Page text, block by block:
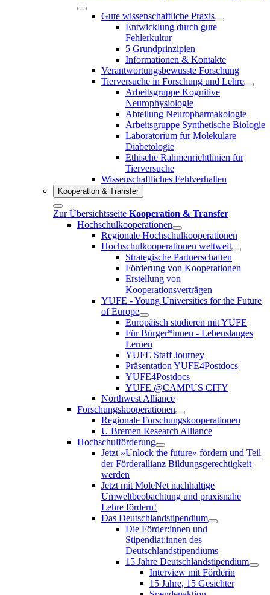
Gute wissenschaftliche Praxis
Entwicklung durch gute
Fehlerkultur
5 Grundprinzipien
Informationen & Kontakte
Verantwortungsbewusste Forschung
Tierversuche in Forschung und Lehre
Arbeitsgruppe Kognitive
Neurophysiologie
Abteilung Neuropharmakologie
Arbeitsgruppe Synthetische Biologie
Laboratorium für Molekulare
Diabetologie
Ethische Rahmenrichtlinien für
Tierversuche
Wissenschaftliches Fehlverhalten
Kooperation & Transfer
Zur Übersichtsseite Kooperation & Transfer
Hochschulkooperationen
Regionale Hochschulkooperationen
Hochschulkooperationen weltweit
Strategische Partnerschaften
Förderung von Kooperationen
Erstellung von
Kooperationsverträgen
YUFE - Young Universities for the Future
of Europe
Europäisch studieren mit YUFE
Für Bürger*innen - Lebenslanges
Lernen
YUFE Staff Journey
Präsentation YUFE4Postdocs
YUFE4Postdocs
YUFE @CAMPUS CITY
Northwest Alliance
Forschungskooperationen
Regionale Forschungskooperationen
U Bremen Research Alliance
Hochschulförderung
Jetzt »Unlock the future« fördern und Teil
der Förderallianz Bildungsgerechtigkeit
werden
Jetzt mit MoleNet nachhaltige
Umweltbeobachtung und praxisnahe
Lehre fördern!
Das Deutschlandstipendium
Die Förder:innen und
Stipendiat:innen des
Deutschlandstipendiums
15 Jahre Deutschlandstipendium
Interview mit Förderin
15 Jahre, 15 Gesichter